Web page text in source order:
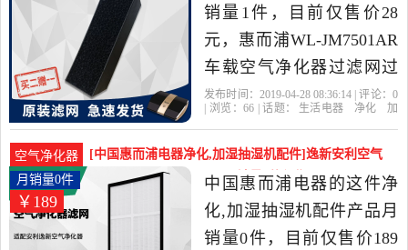
销量1件，目前仅售价28
元，惠而浦WL-JM7501AR
车载空气净化器过滤网过
滤芯原装包邮买二送一是
选生活电器当中性价比很
高的净化,加湿抽湿机配
件，由江苏 苏州发货。
发布时间：2019-04-28 08:36:14 | 评论： 0
| 浏览：66 | 话题： 生活电器 净化
加
空气净化器
[中国惠而浦电器净化,加湿抽湿机配件]逸新安利空气
净化器第2层过滤网HEP月销量0件仅售189元
￥189
月销量0件
中国惠而浦电器的这件净
化,加湿抽湿机配件产品月
销量0件，目前仅售价189